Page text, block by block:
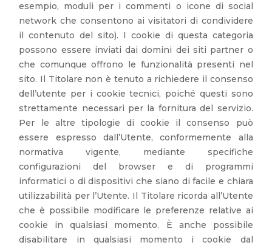
esempio, moduli per i commenti o icone di social
network che consentono ai visitatori di condividere
il contenuto del sito). I cookie di questa categoria
possono essere inviati dai domini dei siti partner o
che comunque offrono le funzionalità presenti nel
sito. Il Titolare non è tenuto a richiedere il consenso
dell’utente per i cookie tecnici, poiché questi sono
strettamente necessari per la fornitura del servizio.
Per le altre tipologie di cookie il consenso può
essere espresso dall’Utente, conformemente alla
normativa vigente, mediante specifiche
configurazioni del browser e di programmi
informatici o di dispositivi che siano di facile e chiara
utilizzabilità per l’Utente. Il Titolare ricorda all’Utente
che è possibile modificare le preferenze relative ai
cookie in qualsiasi momento. È anche possibile
disabilitare in qualsiasi momento i cookie dal